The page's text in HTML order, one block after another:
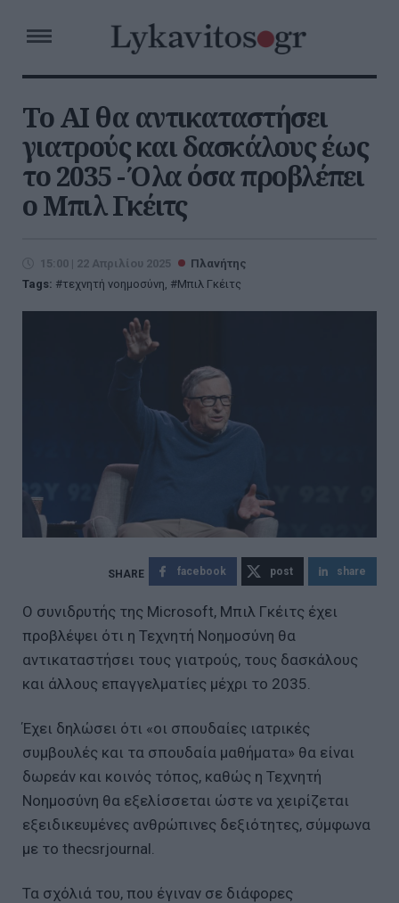
Το AI θα αντικαταστήσει
γιατρούς και δασκάλους έως
το 2035 - Όλα όσα προβλέπει
ο Μπιλ Γκέιτς
15:00 | 22 Απριλίου 2025
Πλανήτης
Tags:
τεχνητή νοημοσύνη, Μπιλ Γκέιτς
facebook post share
Ο συνιδρυτής της Microsoft, Μπιλ Γκέιτς έχει
προβλέψει ότι η Τεχνητή Νοημοσύνη θα
αντικαταστήσει τους γιατρούς, τους δασκάλους
και άλλους επαγγελματίες μέχρι το 2035.
Έχει δηλώσει ότι «οι σπουδαίες ιατρικές
συμβουλές και τα σπουδαία μαθήματα» θα είναι
δωρεάν και κοινός τόπος, καθώς η Τεχνητή
Νοημοσύνη θα εξελίσσεται ώστε να χειρίζεται
εξειδικευμένες ανθρώπινες δεξιότητες, σύμφωνα
με το thecsrjournal.
Τα σχόλιά του, που έγιναν σε διάφορες